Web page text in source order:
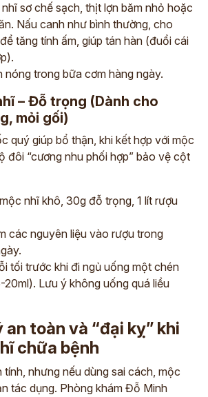
sơ chế sạch, thịt lợn băm nhỏ hoặc
Nấu canh như bình thường, cho
tăng tính ấm, giúp tán hàn (đuổi cái
nóng trong bữa cơm hàng ngày.
– Đỗ trọng (Dành cho
mỏi gối)
quý giúp bổ thận, khi kết hợp với mộc
đôi “cương nhu phối hợp” bảo vệ cột
nhĩ khô, 30g đỗ trọng, 1 lít rượu
các nguyên liệu vào rượu trong
tối trước khi đi ngủ uống một chén
20ml). Lưu ý không uống quá liều
toàn và “đại kỵ” khi
chữa bệnh
tính, nhưng nếu dùng sai cách, mộc
tác dụng. Phòng khám Đỗ Minh